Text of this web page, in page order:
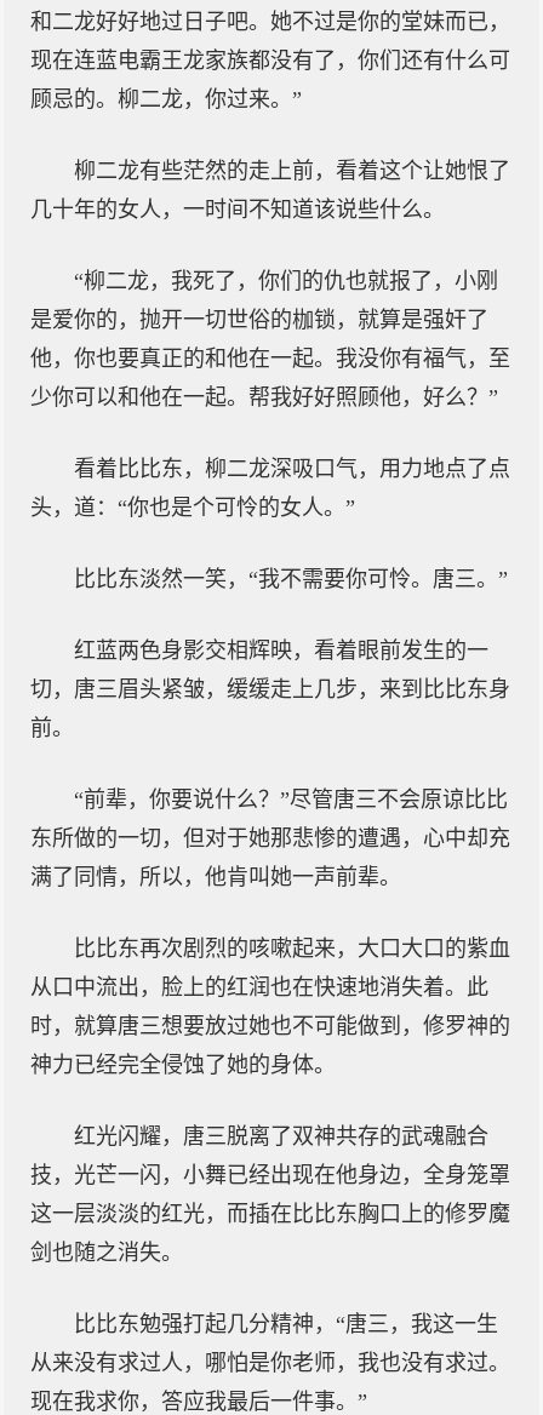
和二龙好好地过日子吧。她不过是你的堂妹而已，
现在连蓝电霸王龙家族都没有了，你们还有什么可
顾忌的。柳二龙，你过来。”
柳二龙有些茫然的走上前，看着这个让她恨了
几十年的女人，一时间不知道该说些什么。
“柳二龙，我死了，你们的仇也就报了，小刚
是爱你的，抛开一切世俗的枷锁，就算是强奸了
他，你也要真正的和他在一起。我没你有福气，至
少你可以和他在一起。帮我好好照顾他，好么？”
看着比比东，柳二龙深吸口气，用力地点了点
头，道：“你也是个可怜的女人。”
比比东淡然一笑，“我不需要你可怜。唐三。”
红蓝两色身影交相辉映，看着眼前发生的一
切，唐三眉头紧皱，缓缓走上几步，来到比比东身
前。
“前辈，你要说什么？”尽管唐三不会原谅比比
东所做的一切，但对于她那悲惨的遭遇，心中却充
满了同情，所以，他肯叫她一声前辈。
比比东再次剧烈的咳嗽起来，大口大口的紫血
从口中流出，脸上的红润也在快速地消失着。此
时，就算唐三想要放过她也不可能做到，修罗神的
神力已经完全侵蚀了她的身体。
红光闪耀，唐三脱离了双神共存的武魂融合
技，光芒一闪，小舞已经出现在他身边，全身笼罩
这一层淡淡的红光，而插在比比东胸口上的修罗魔
剑也随之消失。
比比东勉强打起几分精神，“唐三，我这一生
从来没有求过人，哪怕是你老师，我也没有求过。
现在我求你，答应我最后一件事。”